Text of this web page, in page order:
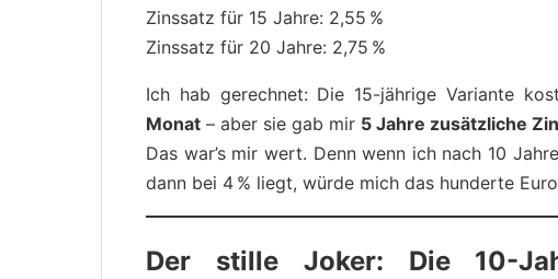
Zinssatz für 15 Jahre: 2,55 %
Zinssatz für 20 Jahre: 2,75 %
Ich hab gerechnet: Die 15-jährige Variante
Monat – aber sie gab mir 5 Jahre zusätzliche
Das war’s mir wert. Denn wenn ich nach 10
dann bei 4 % liegt, würde mich das hunderte
Der stille Joker: Die 10-